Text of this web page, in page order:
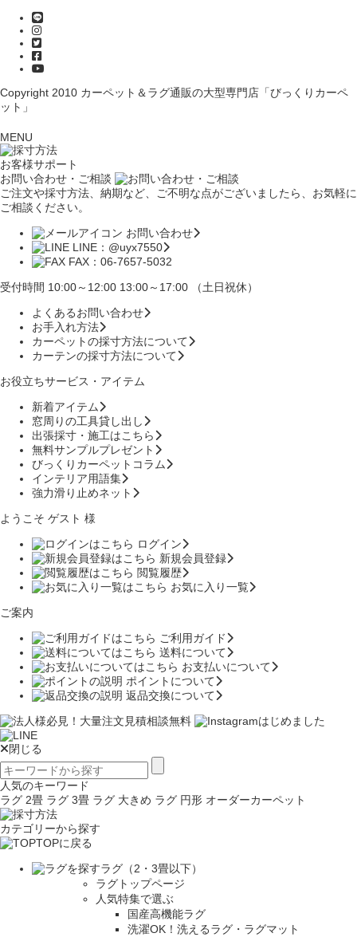
Copyright 2010 カーペット＆ラグ通販の大型専門店「びっくりカーペ
ット」
MENU
お客様サポート
お問い合わせ・ご相談
ご注文や採寸方法、納期など、ご不明な点がございましたら、お気軽に
ご相談ください。
お問い合わせ
LINE：@uyx7550
FAX：06-7657-5032
受付時間 10:00～12:00 13:00～17:00 （土日祝休）
よくあるお問い合わせ
お手入れ方法
カーペットの採寸方法について
カーテンの採寸方法について
お役立ちサービス・アイテム
新着アイテム
窓周りの工具貸し出し
出張採寸・施工はこちら
無料サンプルプレゼント
びっくりカーペットコラム
インテリア用語集
強力滑り止めネット
ようこそ ゲスト 様
ログイン
新規会員登録
閲覧履歴
お気に入り一覧
ご案内
ご利用ガイド
送料について
お支払いについて
ポイントについて
返品交換について
閉じる
人気のキーワード
ラグ 2畳 ラグ 3畳 ラグ 大きめ ラグ 円形 オーダーカーペット
カテゴリーから探す
TOPに戻る
ラグ（2・3畳以下）
ラグトップページ
人気特集で選ぶ
国産高機能ラグ
洗濯OK！洗えるラグ・ラグマット